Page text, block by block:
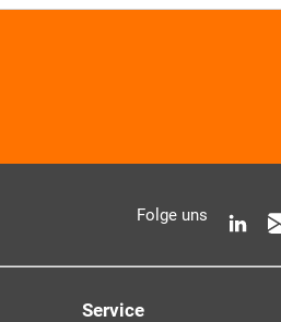
Datenschutzbedingungen
zur Verarbeitung meiner
Folge uns
Service